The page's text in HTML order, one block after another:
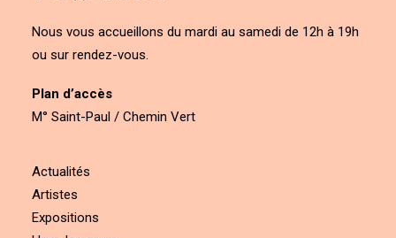
Nous vous accueillons du mardi au samedi de 12h à 19h
ou sur rendez-vous.
Plan d’accès
M° Saint-Paul / Chemin Vert
Actualités
Artistes
Expositions